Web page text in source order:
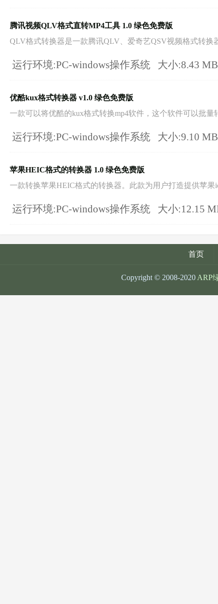
腾讯视频QLV格式直转MP4工具 1.0 绿色免费版
QLV格式转换器是一款腾讯QLV、爱奇艺QSV视频格式转换
运行环境:PC-windows操作系统 大小:8.43
优酷kux格式转换器 v1.0 绿色免费版
一款可以将优酷的kux格式转换mp4软件，这个软件可以批量
运行环境:PC-windows操作系统 大小:9.10
苹果HEIC格式的转换器 1.0 绿色免费版
一款转换苹果HEIC格式的转换器。此款为用户打造提供苹果
运行环境:PC-windows操作系统 大小:12.15
首页
Copyright © 2008-2020 ARP